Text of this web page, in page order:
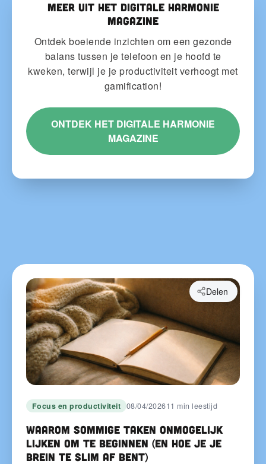
Meer uit het Digitale Harmonie
Magazine
Ontdek boeiende inzichten om een gezonde
balans tussen je telefoon en je hoofd te
kweken, terwijl je je productiviteit verhoogt met
gamification!
ONTDEK HET DIGITALE HARMONIE
MAGAZINE
Focus en productiviteit 08/04/202611 min leestijd
Waarom sommige taken onmogelijk
lijken om te beginnen (en hoe je je
brein te slim af bent)
Delen